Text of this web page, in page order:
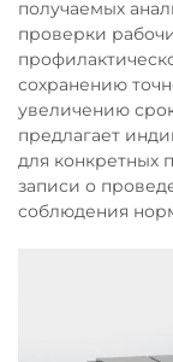
получаемых
проверки
сохранению
увеличению
предлагает
для конкретных
записи о
соблюдения